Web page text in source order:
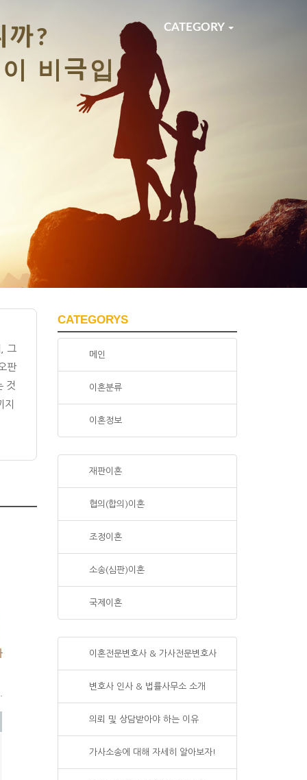
CATEGORY
까?
비극입
그
판
것
CATEGORYS
메인
이혼분류
이혼정보
재판이혼
협의(합의)이혼
조정이혼
소송(심판)이혼
국제이혼
이혼전문변호사 & 가사전문변호사
변호사 인사 & 법률사무소 소개
의뢰 및 상담받아야 하는 이유
가사소송에 대해 자세히 알아보자!